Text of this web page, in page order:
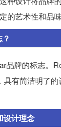
的艺术性和品味
品牌的标志。
具有简洁明
设计理念